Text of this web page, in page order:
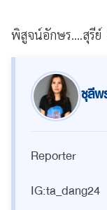
พิสูจน์อักษร....สุรีย์
ชุลีพ
Reporter
IG:ta_dang24